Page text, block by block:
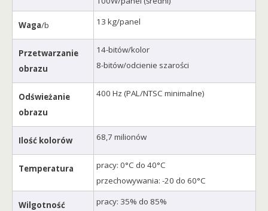
Waga/b 13 kg/panel
Przetwarzanie
obrazu
14-bitów/kolor
8-bitów/odcienie szarości
Odświeżanie
obrazu
400 Hz (PAL/NTSC minimalne)
Ilość kolorów 68,7 milionów
Temperatura
pracy: 0°C do 40°C
przechowywania: -20 do 60°C
Wilgotność
pracy: 35% do 85%